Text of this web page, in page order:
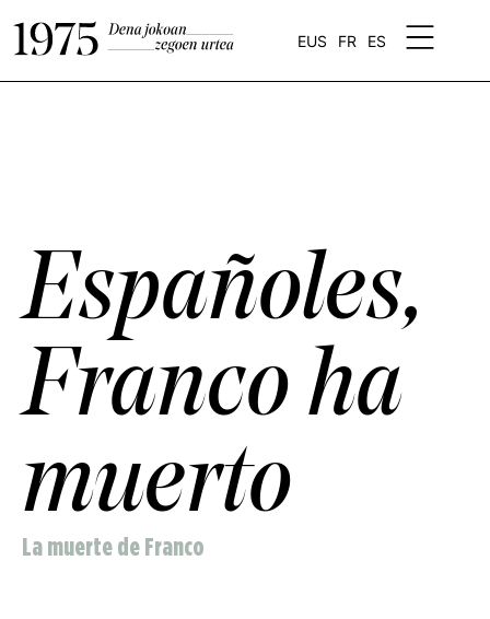
EUS FR ES
Españoles,
Franco ha
muerto
La muerte de Franco